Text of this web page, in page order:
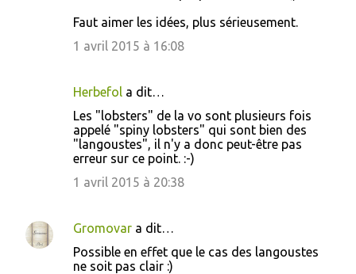
Faut aimer les idées, plus sérieusement.
1 avril 2015 à 16:08
Herbefol a dit…
Les "lobsters" de la vo sont plusieurs fois
appelé "spiny lobsters" qui sont bien des
"langoustes", il n'y a donc peut-être pas
erreur sur ce point. :-)
1 avril 2015 à 20:38
Gromovar a dit…
Possible en effet que le cas des langoustes
ne soit pas clair :)